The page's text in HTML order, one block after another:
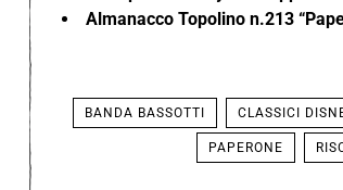
Almanacco Topolino n.213
BANDA BASSOTTI CLASSICI
PAPERONE